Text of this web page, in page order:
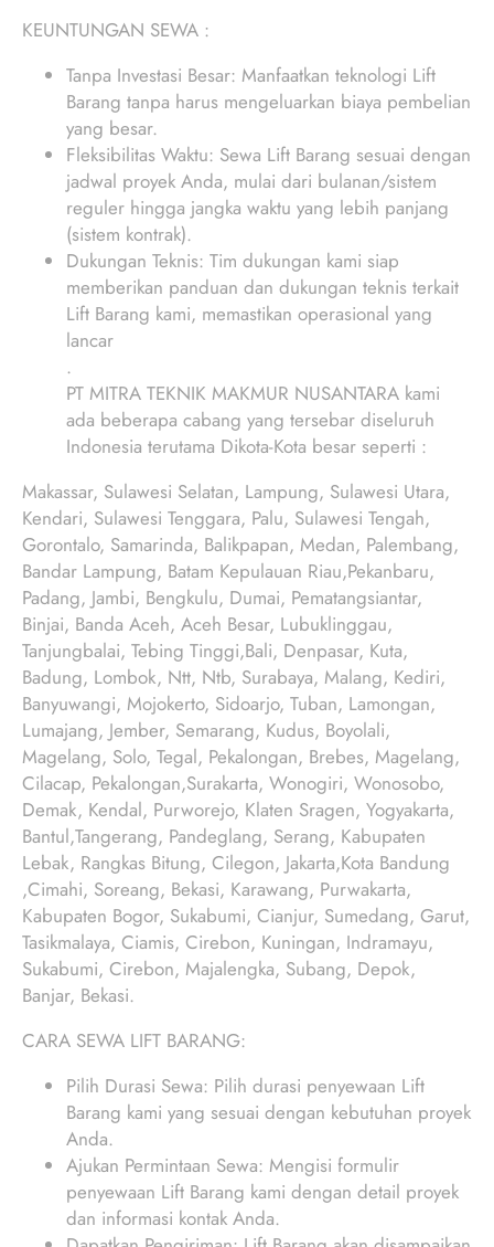
KEUNTUNGAN SEWA :
Tanpa Investasi Besar: Manfaatkan teknologi Lift
Barang tanpa harus mengeluarkan biaya pembelian
yang besar.
Fleksibilitas Waktu: Sewa Lift Barang sesuai dengan
jadwal proyek Anda, mulai dari bulanan/sistem
reguler hingga jangka waktu yang lebih panjang
(sistem kontrak).
Dukungan Teknis: Tim dukungan kami siap
memberikan panduan dan dukungan teknis terkait
Lift Barang kami, memastikan operasional yang
lancar
.
PT MITRA TEKNIK MAKMUR NUSANTARA kami
ada beberapa cabang yang tersebar diseluruh
Indonesia terutama Dikota-Kota besar seperti :
Makassar, Sulawesi Selatan, Lampung, Sulawesi Utara,
Kendari, Sulawesi Tenggara, Palu, Sulawesi Tengah,
Gorontalo, Samarinda, Balikpapan, Medan, Palembang,
Bandar Lampung, Batam Kepulauan Riau,Pekanbaru,
Padang, Jambi, Bengkulu, Dumai, Pematangsiantar,
Binjai, Banda Aceh, Aceh Besar, Lubuklinggau,
Tanjungbalai, Tebing Tinggi,Bali, Denpasar, Kuta,
Badung, Lombok, Ntt, Ntb, Surabaya, Malang, Kediri,
Banyuwangi, Mojokerto, Sidoarjo, Tuban, Lamongan,
Lumajang, Jember, Semarang, Kudus, Boyolali,
Magelang, Solo, Tegal, Pekalongan, Brebes, Magelang,
Cilacap, Pekalongan,Surakarta, Wonogiri, Wonosobo,
Demak, Kendal, Purworejo, Klaten Sragen, Yogyakarta,
Bantul,Tangerang, Pandeglang, Serang, Kabupaten
Lebak, Rangkas Bitung, Cilegon, Jakarta,Kota Bandung
,Cimahi, Soreang, Bekasi, Karawang, Purwakarta,
Kabupaten Bogor, Sukabumi, Cianjur, Sumedang, Garut,
Tasikmalaya, Ciamis, Cirebon, Kuningan, Indramayu,
Sukabumi, Cirebon, Majalengka, Subang, Depok,
Banjar, Bekasi.
CARA SEWA LIFT BARANG:
Pilih Durasi Sewa: Pilih durasi penyewaan Lift
Barang kami yang sesuai dengan kebutuhan proyek
Anda.
Ajukan Permintaan Sewa: Mengisi formulir
penyewaan Lift Barang kami dengan detail proyek
dan informasi kontak Anda.